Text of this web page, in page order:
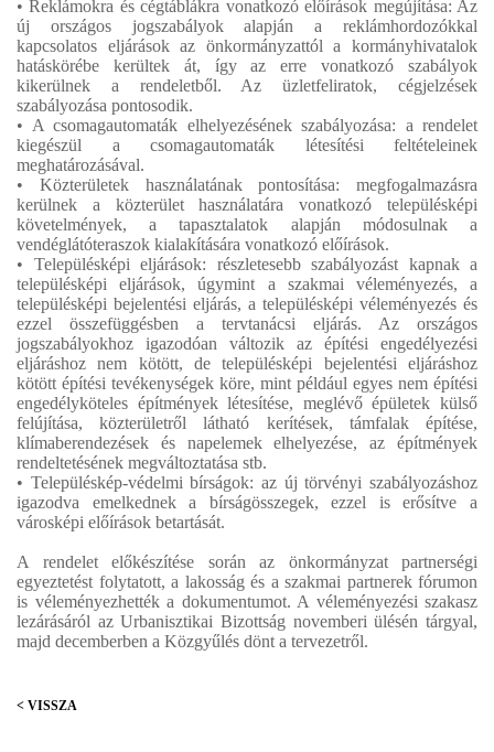
• Reklámokra és cégtáblákra vonatkozó előírások megújítása: Az
új országos jogszabályok alapján a reklámhordozókkal
kapcsolatos eljárások az önkormányzattól a kormányhivatalok
hatáskörébe kerültek át, így az erre vonatkozó szabályok
kikerülnek a rendeletből. Az üzletfeliratok, cégjelzések
szabályozása pontosodik.
• A csomagautomaták elhelyezésének szabályozása: a rendelet
kiegészül a csomagautomaták létesítési feltételeinek
meghatározásával.
• Közterületek használatának pontosítása: megfogalmazásra
kerülnek a közterület használatára vonatkozó településképi
követelmények, a tapasztalatok alapján módosulnak a
vendéglátóteraszok kialakítására vonatkozó előírások.
• Településképi eljárások: részletesebb szabályozást kapnak a
településképi eljárások, úgymint a szakmai véleményezés, a
településképi bejelentési eljárás, a településképi véleményezés és
ezzel összefüggésben a tervtanácsi eljárás. Az országos
jogszabályokhoz igazodóan változik az építési engedélyezési
eljáráshoz nem kötött, de településképi bejelentési eljáráshoz
kötött építési tevékenységek köre, mint például egyes nem építési
engedélyköteles építmények létesítése, meglévő épületek külső
felújítása, közterületről látható kerítések, támfalak építése,
klímaberendezések és napelemek elhelyezése, az építmények
rendeltetésének megváltoztatása stb.
• Településkép-védelmi bírságok: az új törvényi szabályozáshoz
igazodva emelkednek a bírságösszegek, ezzel is erősítve a
városképi előírások betartását.
A rendelet előkészítése során az önkormányzat partnerségi
egyeztetést folytatott, a lakosság és a szakmai partnerek fórumon
is véleményezhették a dokumentumot. A véleményezési szakasz
lezárásáról az Urbanisztikai Bizottság novemberi ülésén tárgyal,
majd decemberben a Közgyűlés dönt a tervezetről.
< VISSZA